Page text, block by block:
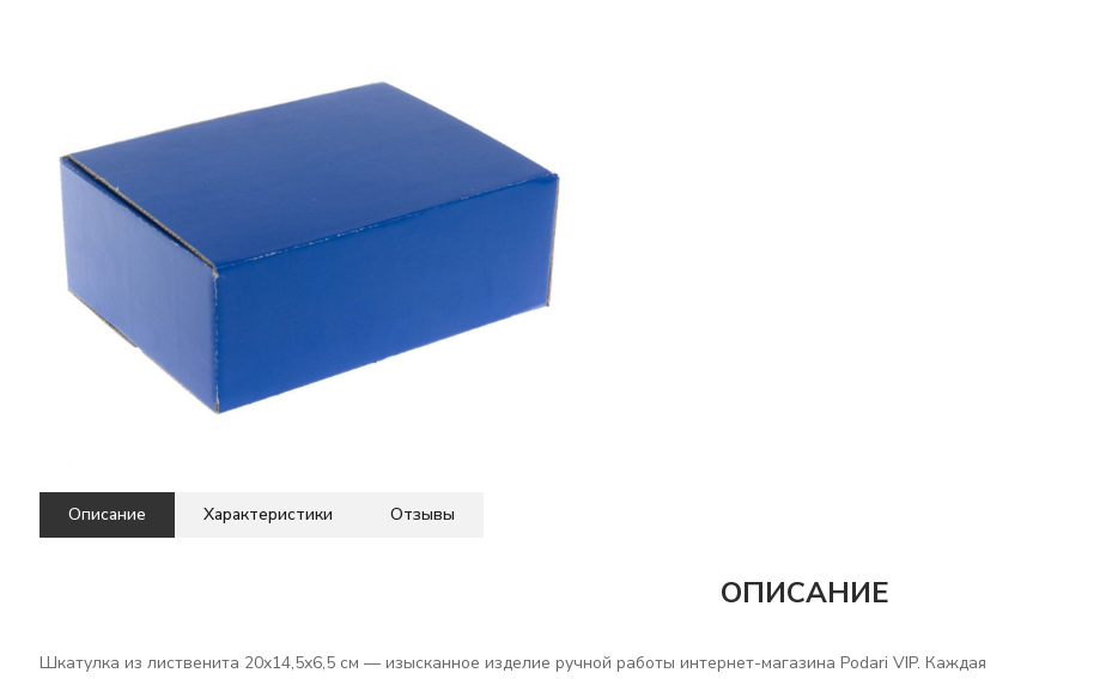
Описание Характеристики Отзывы
ОПИСАНИЕ
Шкатулка из лиственита 20х14,5х6,5 см — изысканное изделие ручной работы интернет-магазина Podari VIP. Каждая